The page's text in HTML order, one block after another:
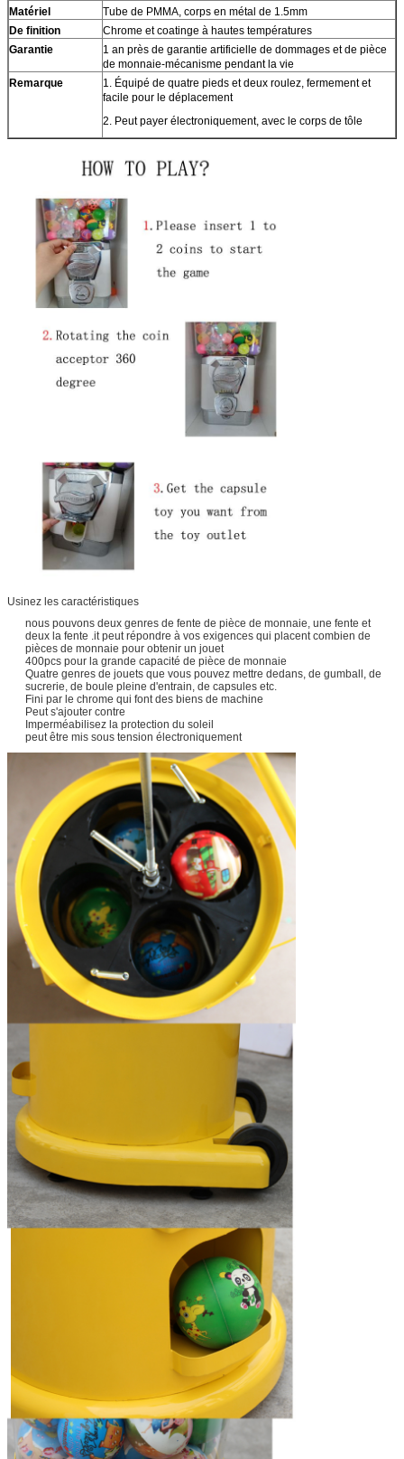
Matériel
Tube de PMMA, corps en métal de 1.5mm
De finition
Chrome et coatinge à hautes températures
Garantie
1 an près de garantie artificielle de dommages et de pièce
de monnaie-mécanisme pendant la vie
Remarque
1. Équipé de quatre pieds et deux roulez, fermement et
facile pour le déplacement
2. Peut payer électroniquement, avec le corps de tôle
Usinez les caractéristiques
nous pouvons deux genres de fente de pièce de monnaie, une fente et
deux la fente .it peut répondre à vos exigences qui placent combien de
pièces de monnaie pour obtenir un jouet
400pcs pour la grande capacité de pièce de monnaie
Quatre genres de jouets que vous pouvez mettre dedans, de gumball, de
sucrerie, de boule pleine d'entrain, de capsules etc.
Fini par le chrome qui font des biens de machine
Peut s'ajouter contre
Imperméabilisez la protection du soleil
peut être mis sous tension électroniquement